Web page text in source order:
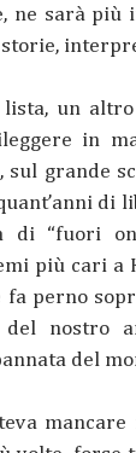
ne sarà più
un
in
grande
di
di “fuori
più cari a
fa perno
nostro
del